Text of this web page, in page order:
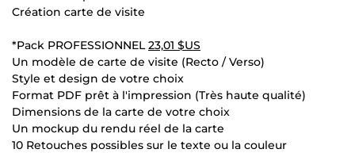
Création carte de visite
*Pack PROFESSIONNEL23,01 $US
Un modèle de carte de visite (Recto / Verso)
Style et design de votre choix
Format PDF prêt à l'impression (Très haute qualité)
Dimensions de la carte de votre choix
Un mockup du rendu réel de la carte
10 Retouches possibles sur le texte ou la couleur